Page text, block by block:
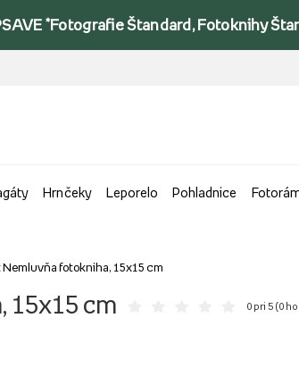
*Fotografie Štandard, Fotoknihy
Hrnčeky Leporelo Pohladnice
Nemluvňa fotokniha, 15x15 cm
15x15 cm 0 pri 5 (0